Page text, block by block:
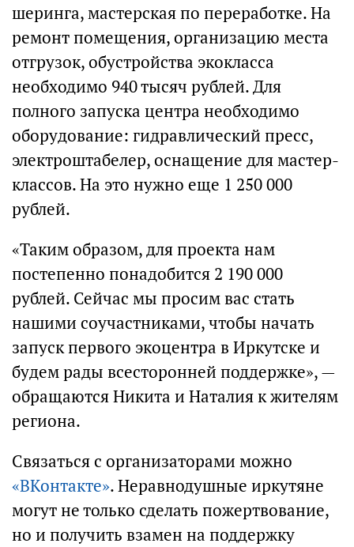
шеринга, мастерская по переработке. На
ремонт помещения, организацию места
отгрузок, обустройства экокласса
необходимо 940 тысяч рублей. Для
полного запуска центра необходимо
оборудование: гидравлический пресс,
электроштабелер, оснащение для мастер-
классов. На это нужно еще 1 250 000
рублей.
«Таким образом, для проекта нам
постепенно понадобится 2 190 000
рублей. Сейчас мы просим вас стать
нашими соучастниками, чтобы начать
запуск первого экоцентра в Иркутске и
будем рады всесторонней поддержке», —
обращаются Никита и Наталия к жителям
региона.
Связаться с организаторами можно
«ВКонтакте». Неравнодушные иркутяне
могут не только сделать пожертвование,
но и получить взамен на поддержку